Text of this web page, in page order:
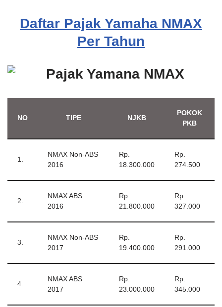
Daftar Pajak Yamaha NMAX
Per Tahun
NO TIPE NJKB
POKOK
PKB
1.
NMAX Non-ABS
2016
Rp.
18.300.000
Rp.
274.500
2.
NMAX ABS
2016
Rp.
21.800.000
Rp.
327.000
3.
NMAX Non-ABS
2017
Rp.
19.400.000
Rp.
291.000
4.
NMAX ABS
2017
Rp.
23.000.000
Rp.
345.000